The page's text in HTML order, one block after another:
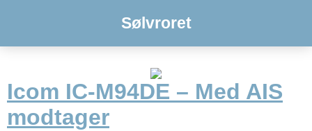
Sølvroret
Icom IC-M94DE – Med AIS
modtager